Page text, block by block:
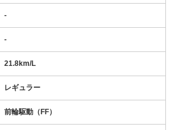
-
-
21.8km/L
レギュラー
前輪駆動（FF）